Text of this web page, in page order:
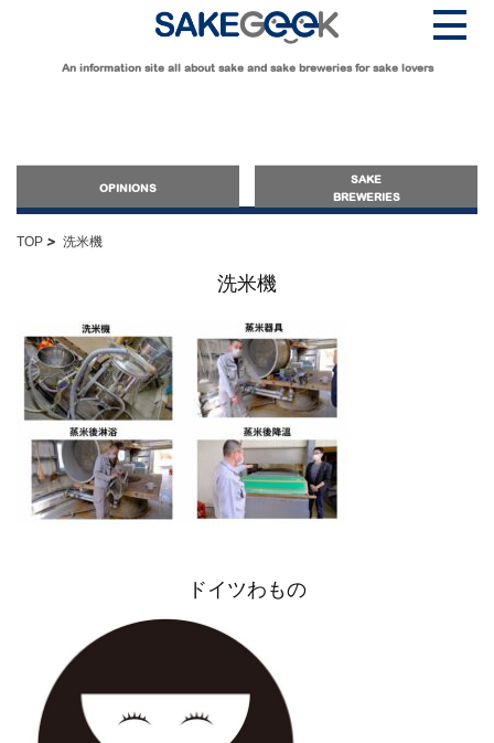
An information site all about sake and sake breweries for sake lovers
OPINIONS
SAKE
BREWERIES
OPINIONS
Guide for Sake Beginners
Sake Geek Level★
Guide for Sake Lovers
Sake Geek Level★★
Guide for Sake Geeks
SAKE BREWERIES
TOP > 洗米機
洗米機
ドイツわもの